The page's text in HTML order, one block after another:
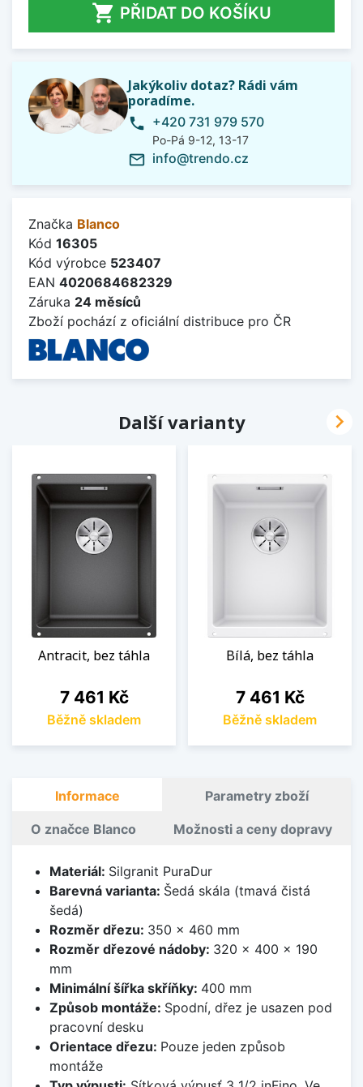
 PŘIDAT DO KOŠÍKU
Jakýkoliv dotaz? Rádi vám
poradíme.
phone +420 731 979 570
Po-Pá 9-12, 13-17
mail_outline info@trendo.cz
Značka Blanco
Kód 16305
Kód výrobce 523407
EAN 4020684682329
Záruka 24 měsíců
Zboží pochází z oficiální distribuce pro ČR
Další varianty
Antracit, bez táhla
Cena
7 461 Kč
Běžně skladem
Bílá, bez táhla
Cena
7 461 Kč
Běžně skladem

Informace Parametry zboží
O značce Blanco Možnosti a ceny dopravy
Materiál: Silgranit PuraDur
Barevná varianta: Šedá skála (tmavá čistá
šedá)
Rozměr dřezu: 350 x 460 mm
Rozměr dřezové nádoby: 320 x 400 x 190
mm
Minimální šířka skříňky: 400 mm
Způsob montáže: Spodní, dřez je usazen pod
pracovní desku
Orientace dřezu: Pouze jeden způsob
montáže